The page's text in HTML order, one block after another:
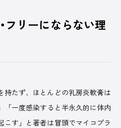
フリーにならない理
たず、ほとんどの乳房炎軟膏は
「一度感染すると半永久的に体内
こす」と著者は冒頭でマイコプラ